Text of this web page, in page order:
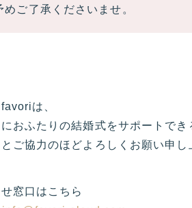
ご了承くださいませ。
は、
おふたりの結婚式をサポートでき
ご協力のほどよろしくお願い申し
窓口はこちら